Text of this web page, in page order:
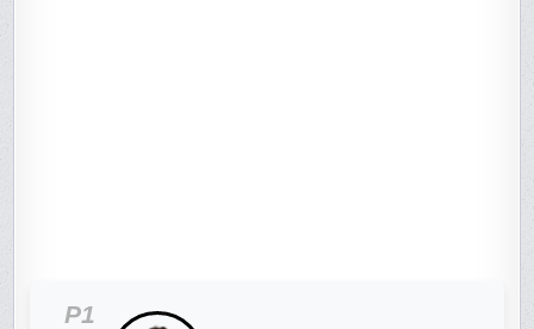
P1